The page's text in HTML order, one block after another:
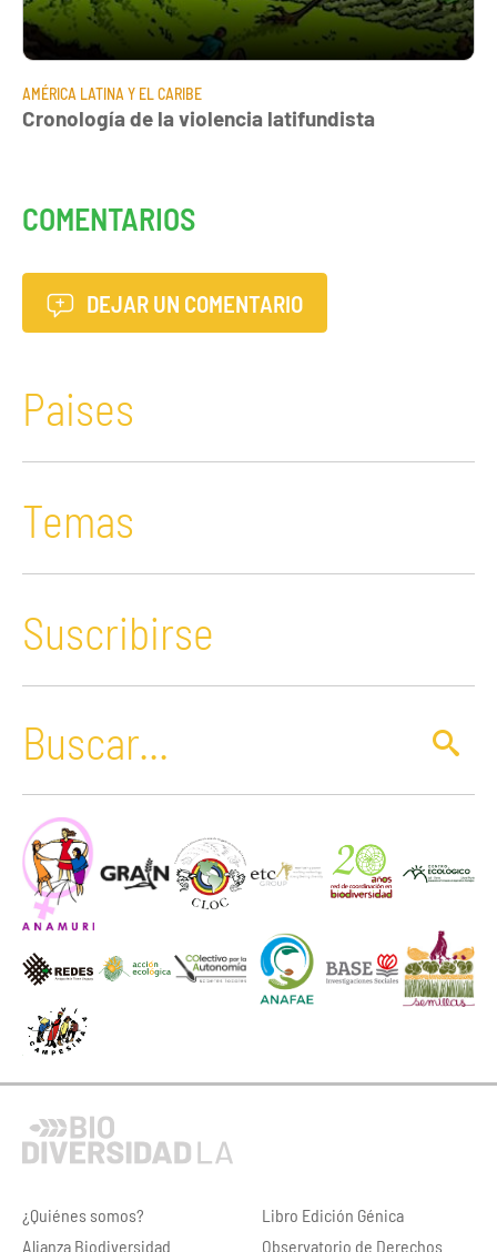
AMÉRICA LATINA Y EL CARIBE
Cronología de la violencia latifundista
COMENTARIOS
DEJAR UN COMENTARIO
Paises
Temas
Suscribirse
¿Quiénes somos?
Alianza Biodiversidad
Libro Edición Génica
Observatorio de Derechos